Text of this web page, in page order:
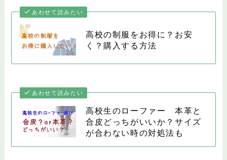
あわせて読みたい
高校の制服をお得に？お安
く？購入する方法
あわせて読みたい
高校生のローファー 本革と
合皮どっちがいいか？サイズ
が合わない時の対処法も